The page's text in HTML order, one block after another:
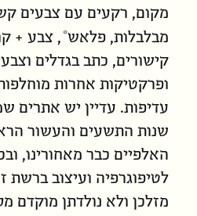
מקום, רקעים עם צבעים
מבלבלות, פלאש , צבע +
קישורים, כתב בגדלים
ופרקטיקות אחרות
עדיפות. עדיין יש אתרים
שנות התשעים והעשור
האלפיים כבר מאחורינו,
לטיפוגרפיה ועיצוב
מזלכן ולא נולדתן מוקדם